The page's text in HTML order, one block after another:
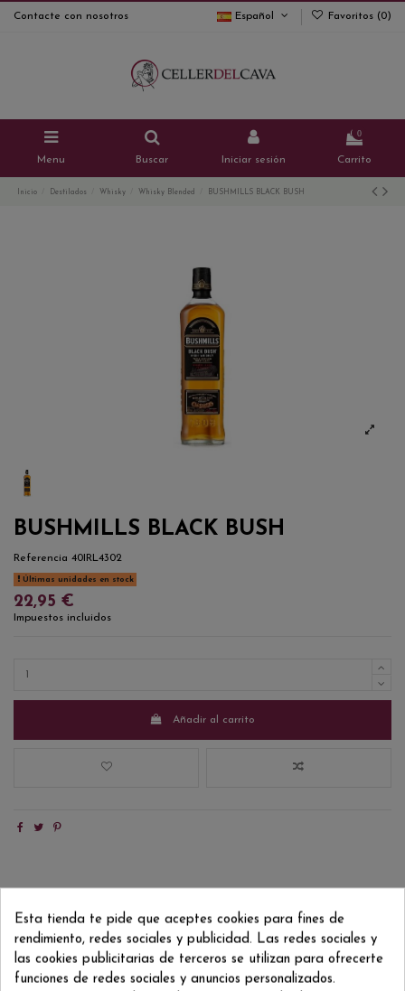
Contacte con nosotros Español Favoritos (0)
Menu Buscar Iniciar sesión
0
Carrito
Inicio Destilados Whisky Whisky Blended BUSHMILLS BLACK BUSH
BUSHMILLS BLACK BUSH
Referencia 40IRL4302
Últimas unidades en stock
22,95 €
Impuestos incluidos
Añadir al carrito
Reviews(0)
ean13 5055966810069
Esta tienda te pide que aceptes cookies para fines de
rendimiento, redes sociales y publicidad. Las redes sociales y
las cookies publicitarias de terceros se utilizan para ofrecerte
funciones de redes sociales y anuncios personalizados.